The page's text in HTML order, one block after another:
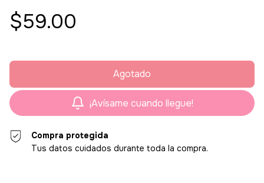
$59.00
¡Avísame cuando llegue!
Compra protegida